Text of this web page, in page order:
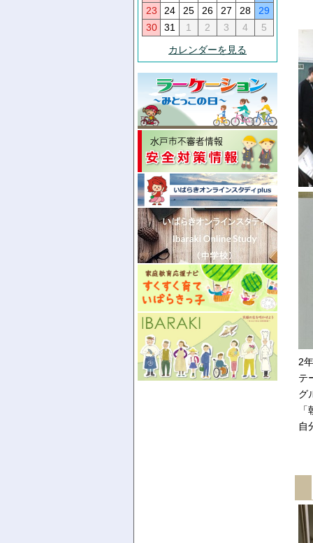
23
24 25 26 27 28
29
30
31 1 2 3 4
5
カレンダーを見る
2
テ
グ
自